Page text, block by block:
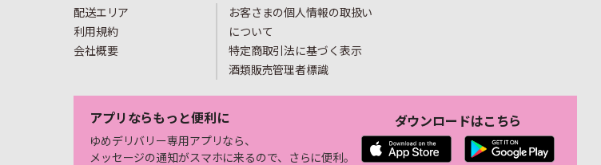
配送エリア
利用規約
会社概要
お客さまの個人情報の取扱い
について
特定商取引法に基づく表示
酒類販売管理者標識
アプリならもっと便利に
ゆめデリバリー専用アプリなら、
メッセージの通知がスマホに来るので、さらに便利。
ダウンロードはこちら